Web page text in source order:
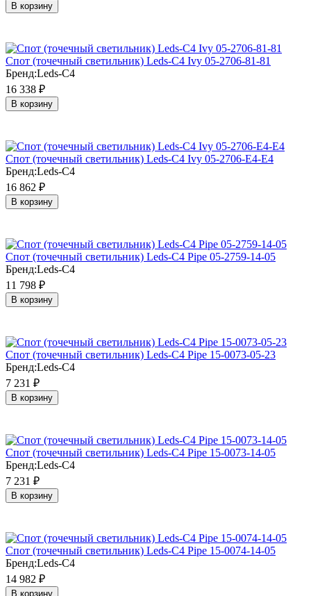
В корзину
Cпот (точечный светильник) Leds-C4 Ivy 05-2706-81-81
Бренд:Leds-C4
16 338 ₽
В корзину
Cпот (точечный светильник) Leds-C4 Ivy 05-2706-E4-E4
Бренд:Leds-C4
16 862 ₽
В корзину
Cпот (точечный светильник) Leds-C4 Pipe 05-2759-14-05
Бренд:Leds-C4
11 798 ₽
В корзину
Cпот (точечный светильник) Leds-C4 Pipe 15-0073-05-23
Бренд:Leds-C4
7 231 ₽
В корзину
Cпот (точечный светильник) Leds-C4 Pipe 15-0073-14-05
Бренд:Leds-C4
7 231 ₽
В корзину
Cпот (точечный светильник) Leds-C4 Pipe 15-0074-14-05
Бренд:Leds-C4
14 982 ₽
В корзину